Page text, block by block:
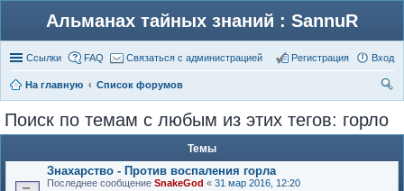
Альманах тайных знаний : SannuR
Ссылки FAQ Связаться с администрацией Вход
Регистрация
На главную
Список форумов
ск
Поиск по темам с любым из этих тегов: горло
Темы
Знахарство - Против воспаления горла
Последнее сообщение SnakeGod « 31 мар 2016, 12:20